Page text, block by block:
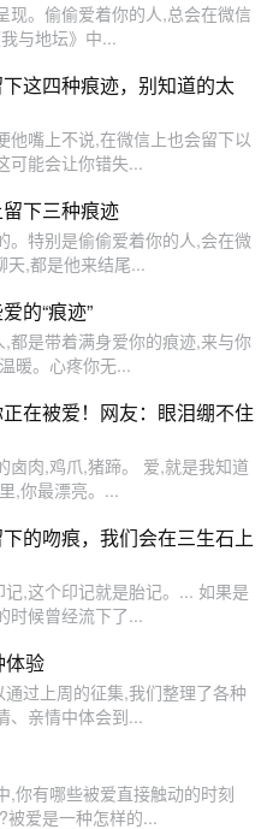
现。偷偷爱着你的人,总会在微信
与地坛》中...
这四种痕迹，别知道的太
他嘴上不说,在微信上也会留下以
可能会让你错失...
下三种痕迹
。特别是偷偷爱着你的人,会在微
天,都是他来结尾...
的“痕迹”
都是带着满身爱你的痕迹,来与你
暖。心疼你无...
在被爱！网友：眼泪绷不住
卤肉,鸡爪,猪蹄。 爱,就是我知道
,你最漂亮。...
的吻痕，我们会在三生石上
,这个印记就是胎记。... 如果是
时候曾经流下了...
体验
过上周的征集,我们整理了各种
、亲情中体会到...
,你有哪些被爱直接触动的时刻
被爱是一种怎样的...